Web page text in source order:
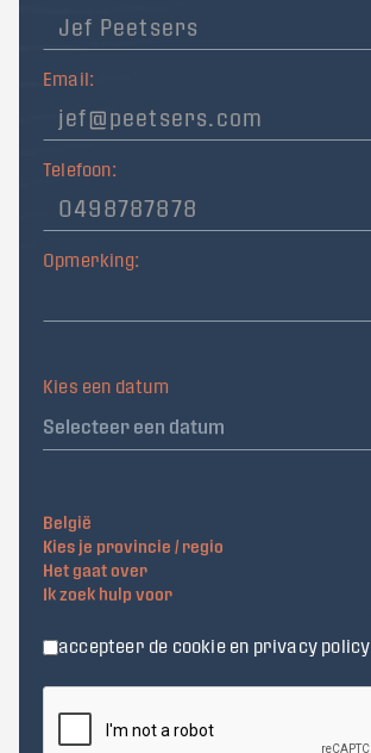
Email:
Telefoon:
Opmerking:
Kies een datum
België
Kies je provincie / regio
Het gaat over
Ik zoek hulp voor
accepteer de cookie en privacy policy